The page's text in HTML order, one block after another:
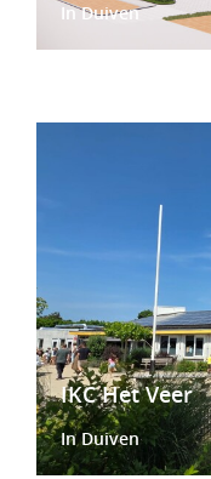
In Duiven
IKC Het Veer
In Duiven